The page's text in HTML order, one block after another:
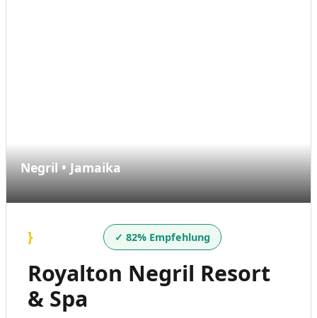
Negril • Jamaika
} ✓ 82% Empfehlung
Royalton Negril Resort
& Spa